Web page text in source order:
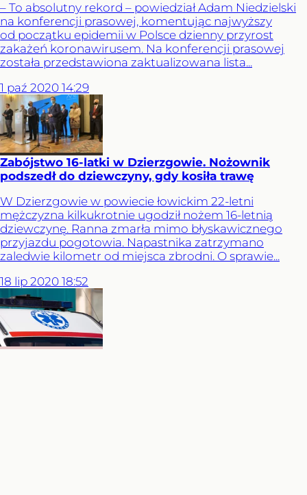
– To absolutny rekord – powiedział Adam Niedzielski
na konferencji prasowej, komentując najwyższy
od początku epidemii w Polsce dzienny przyrost
zakażeń koronawirusem. Na konferencji prasowej
została przedstawiona zaktualizowana lista...
1 paź 2020 14:29
Zabójstwo 16-latki w Dzierzgowie. Nożownik
podszedł do dziewczyny, gdy kosiła trawę
W Dzierzgowie w powiecie łowickim 22-letni
mężczyzna kilkukrotnie ugodził nożem 16-letnią
dziewczynę. Ranna zmarła mimo błyskawicznego
przyjazdu pogotowia. Napastnika zatrzymano
zaledwie kilometr od miejsca zbrodni. O sprawie...
18 lip 2020 18:52